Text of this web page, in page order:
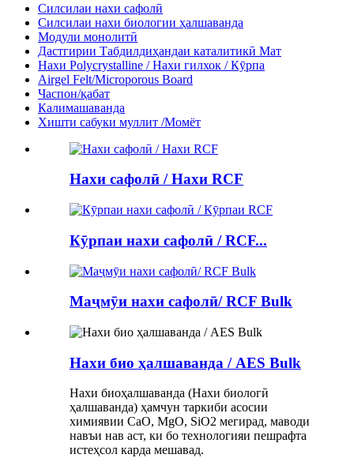
Силсилаи нахи сафолӣ
Силсилаи нахи биологии ҳалшаванда
Модули монолитӣ
Дастгирии Табдилдиҳандаи каталитикӣ Мат
Нахи Polycrystalline / Нахи гилхок / Кӯрпа
Airgel Felt/Microporous Board
Часпон/қабат
Калимашаванда
Хишти сабуки муллит /Момёт
Нахи сафолӣ / Нахи RCF
Кӯрпаи нахи сафолӣ / RCF...
Маҷмӯи нахи сафолӣ/ RCF Bulk
Нахи био ҳалшаванда / AES Bulk
Нахи биоҳалшаванда (Нахи биологӣ
ҳалшаванда) ҳамчун таркиби асосии
химиявии CaO, MgO, SiO2 мегирад, маводи
навъи нав аст, ки бо технологияи пешрафта
истеҳсол карда мешавад.